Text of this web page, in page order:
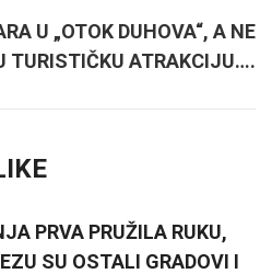
U „OTOK DUHOVA“, A NE
TURISTIČKU ATRAKCIJU….
PRVA PRUŽILA RUKU,
SU OSTALI GRADOVI I